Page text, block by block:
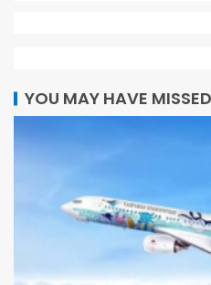
YOU MAY HAVE MISSED